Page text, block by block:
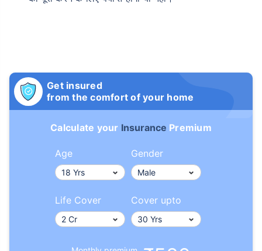
Get insured
from the comfort of your home
Calculate your Insurance Premium
Age Gender
Life Cover Cover upto